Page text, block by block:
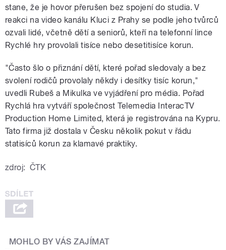
stane, že je hovor přerušen bez spojení do studia. V
reakci na video kanálu Kluci z Prahy se podle jeho tvůrců
ozvali lidé, včetně dětí a seniorů, kteří na telefonní lince
Rychlé hry provolali tisíce nebo desetitisíce korun.
"Často šlo o přiznání dětí, které pořad sledovaly a bez
svolení rodičů provolaly někdy i desítky tisíc korun,"
uvedli Rubeš a Mikulka ve vyjádření pro média. Pořad
Rychlá hra vytváří společnost Telemedia InteracTV
Production Home Limited, která je registrována na Kypru.
Tato firma již dostala v Česku několik pokut v řádu
statisíců korun za klamavé praktiky.
zdroj: ČTK
MOHLO BY VÁS ZAJÍMAT